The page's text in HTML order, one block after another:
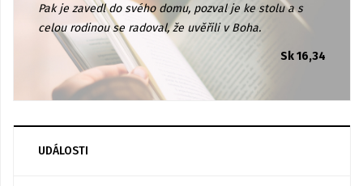
Pak je zavedl do svého domu, pozval je ke stolu a s
celou rodinou se radoval, že uvěřili v Boha.
Sk 16,34
UDÁLOSTI